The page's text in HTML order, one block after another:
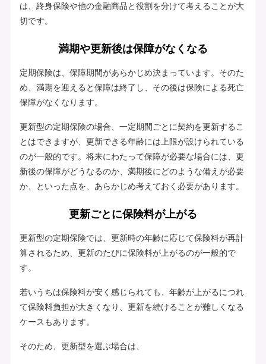
は、終身保険や他の金融商品と役割を分けて考えることが大
切です。
満期や更新後は保障がなくなる
定期保険は、保障期間があらかじめ決まっています。そのた
め、満期を迎えると保障は終了し、その後は保険による死亡
保障がなくなります。
更新型の定期保険の場合、一定期間ごとに契約を更新するこ
とはできますが、更新できる年齢には上限が設けられている
のが一般的です。将来にわたって保障が必要な場合には、更
新後の保障がどうなるのか、満期後にどのような備えが必要
か、といった点を、あらかじめ考えておく必要があります。
更新ごとに保険料が上がる
更新型の定期保険では、更新時の年齢に応じて保険料が再計
算されるため、更新のたびに保険料が上がるのが一般的で
す。
若いうちは保険料が安く感じられても、年齢が上がるにつれ
て保険料負担が大きくなり、更新を続けることが難しくなる
ケースもあります。
そのため、更新型を選ぶ場合は、